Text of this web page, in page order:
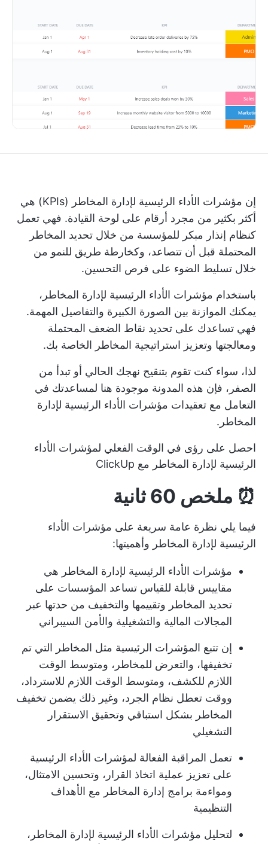
إن مؤشرات الأداء الرئيسية لإدارة المخاطر (KPIs) هي
أكثر بكثير من مجرد أرقام على لوحة القيادة. فهي تعمل
كنظام إنذار مبكر للمؤسسة من خلال تحديد المخاطر
المحتملة قبل أن تتصاعد، وكخارطة طريق للنمو من
خلال تسليط الضوء على فرص التحسين.
باستخدام مؤشرات الأداء الرئيسية لإدارة المخاطر،
يمكنك الموازنة بين الصورة الكبيرة والتفاصيل المهمة.
فهي تساعدك على تحديد نقاط الضعف المحتملة
ومعالجتها وتعزيز استراتيجية المخاطر الخاصة بك.
لذا، سواء كنت تقوم بتنقيح نهجك الحالي أو تبدأ من
الصفر، فإن هذه المدونة موجودة هنا لمساعدتك في
التعامل مع تعقيدات مؤشرات الأداء الرئيسية لإدارة
المخاطر.
احصل على رؤى في الوقت الفعلي لمؤشرات الأداء
الرئيسية لإدارة المخاطر مع ClickUp
⏰ ملخص 60 ثانية
فيما يلي نظرة عامة سريعة على مؤشرات الأداء
الرئيسية لإدارة المخاطر وأهميتها:
مؤشرات الأداء الرئيسية لإدارة المخاطر هي
مقاييس قابلة للقياس تساعد المؤسسات على
تحديد المخاطر وتقييمها والتخفيف من حدتها عبر
المجالات المالية والتشغيلية والأمن السيبراني
إن تتبع المؤشرات الرئيسية مثل المخاطر التي تم
تخفيفها، والتعرض للمخاطر، ومتوسط الوقت
اللازم للكشف، ومتوسط الوقت اللازم للاسترداد،
ووقت تعطل نظام الجرد، وغير ذلك يضمن تخفيف
المخاطر بشكل استباقي وتحقيق الاستقرار
التشغيلي
تعمل المراقبة الفعالة لمؤشرات الأداء الرئيسية
على تعزيز عملية اتخاذ القرار، وتحسين الامتثال،
ومواءمة برامج إدارة المخاطر مع الأهداف
التنظيمية
لتحليل مؤشرات الأداء الرئيسية لإدارة المخاطر،